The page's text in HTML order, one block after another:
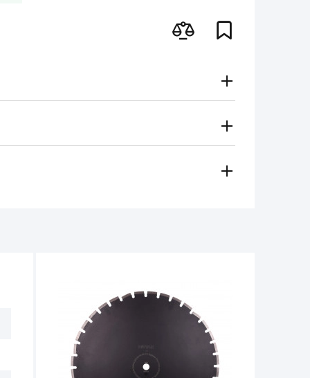
Secondo le tariffe del vettore
contanti)
ci sono tracce d'uso.